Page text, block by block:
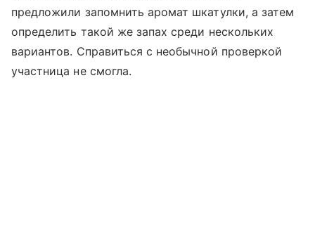
предложили запомнить аромат шкатулки, а затем
определить такой же запах среди нескольких
вариантов. Справиться с необычной проверкой
участница не смогла.